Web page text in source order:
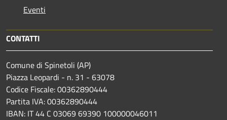
Eventi
CONTATTI
Comune di Spinetoli (AP)
Piazza Leopardi - n. 31 - 63078
Codice Fiscale: 00362890444
Partita IVA: 00362890444
IBAN: IT 44 C 03069 69390 100000046011